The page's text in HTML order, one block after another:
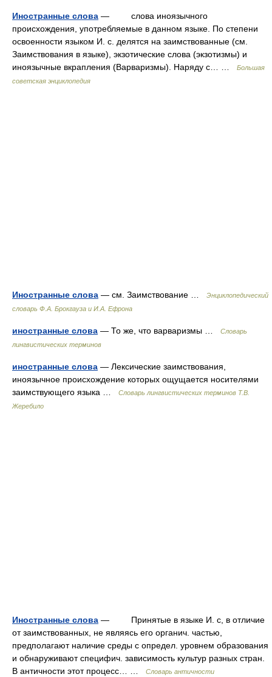
Иностранные слова — слова иноязычного
происхождения, употребляемые в данном языке. По степени
освоенности языком И. с. делятся на заимствованные (см.
Заимствования в языке), экзотические слова (экзотизмы) и
иноязычные вкрапления (Варваризмы). Наряду с… …
Большая
советская энциклопедия
Иностранные слова — см. Заимствование …
Энциклопедический
словарь Ф.А. Брокгауза и И.А. Ефрона
иностранные слова — То же, что варваризмы …
Словарь
лингвистических терминов
иностранные слова — Лексические заимствования,
иноязычное происхождение которых ощущается носителями
заимствующего языка …
Словарь лингвистических терминов Т.В.
Жеребило
Иностранные слова — Принятые в языке И. с, в отличие
от заимствованных, не являясь его органич. частью,
предполагают наличие среды с определ. уровнем образования
и обнаруживают специфич. зависимость культур разных стран.
В античности этот процесс… …
Словарь античности